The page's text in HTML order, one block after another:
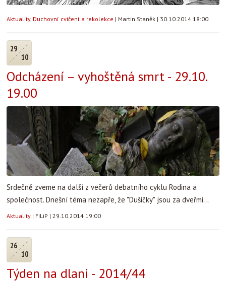
Aktuality, Duchovní cvičení a rekolekce | Martin Staněk | 30.10.2014 18:00
29
10
Odcházení – vyhoštěná smrt - 29.10.
19.00
Srdečně zveme na další z večerů debatního cyklu Rodina a
společnost. Dnešní téma nezapře, že "Dušičky" jsou za dveřmi...
Aktuality | FiLiP | 29.10.2014 19:00
26
10
Týden na dlani - 2014/44